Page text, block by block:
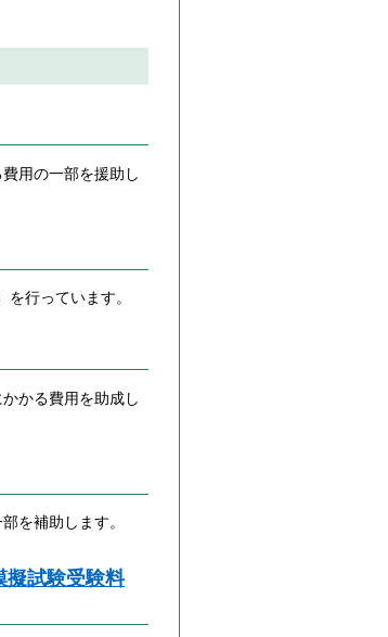
用の一部を援助し
行っています。
かる費用を助成し
を補助します。
擬試験受験料